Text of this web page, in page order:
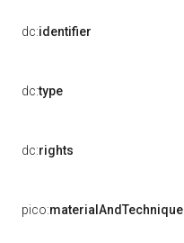
dc:identifier
dc:type
dc:rights
pico:materialAndTechnique